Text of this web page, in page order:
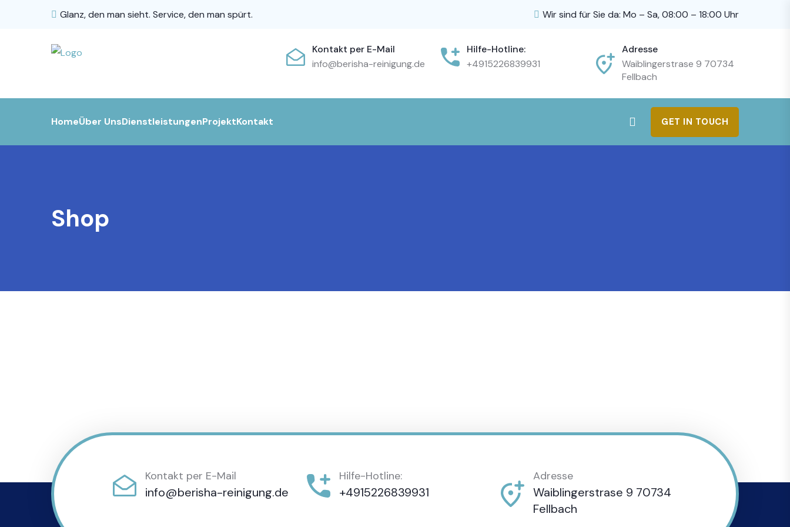
Glanz, den man sieht. Service, den man spürt. Wir sind für Sie da: Mo – Sa, 08:00 – 18:00 Uhr
Kontakt per E-Mail
info@berisha-reinigung.de
Hilfe-Hotline:
+4915226839931
Adresse
Waiblingerstrase 9 70734
Fellbach
HomeÜber UnsDienstleistungenProjektKontakt GET IN TOUCH
Shop
Kontakt per E-Mail
info@berisha-reinigung.de
Hilfe-Hotline:
+4915226839931
Adresse
Waiblingerstrase 9 70734
Fellbach